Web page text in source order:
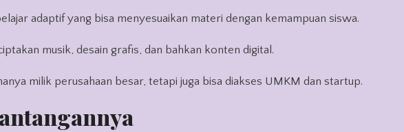
adaptif yang bisa menyesuaikan materi dengan kemampuan siswa.
musik, desain grafis, dan bahkan konten digital.
milik perusahaan besar, tetapi juga bisa diakses UMKM dan startup.